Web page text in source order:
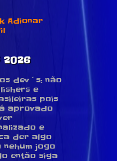
Adionar
2026
dev´s: não
e
pois
aprovado
e
der algo
nehum jogo
então siga